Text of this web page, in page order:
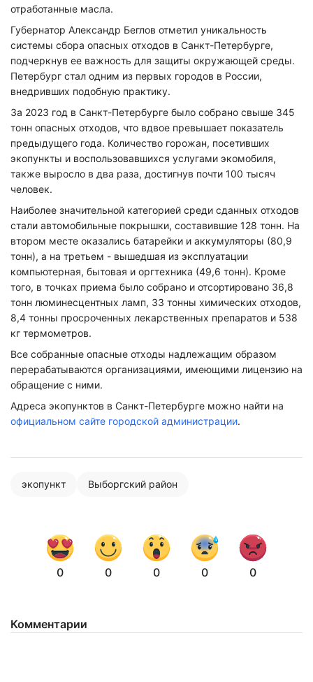
отработанные масла.
Губернатор Александр Беглов отметил уникальность
системы сбора опасных отходов в Санкт-Петербурге,
подчеркнув ее важность для защиты окружающей среды.
Петербург стал одним из первых городов в России,
внедривших подобную практику.
За 2023 год в Санкт-Петербурге было собрано свыше 345
тонн опасных отходов, что вдвое превышает показатель
предыдущего года. Количество горожан, посетивших
экопункты и воспользовавшихся услугами экомобиля,
также выросло в два раза, достигнув почти 100 тысяч
человек.
Наиболее значительной категорией среди сданных отходов
стали автомобильные покрышки, составившие 128 тонн. На
втором месте оказались батарейки и аккумуляторы (80,9
тонн), а на третьем - вышедшая из эксплуатации
компьютерная, бытовая и оргтехника (49,6 тонн). Кроме
того, в точках приема было собрано и отсортировано 36,8
тонн люминесцентных ламп, 33 тонны химических отходов,
8,4 тонны просроченных лекарственных препаратов и 538
кг термометров.
Все собранные опасные отходы надлежащим образом
перерабатываются организациями, имеющими лицензию на
обращение с ними.
Адреса экопунктов в Санкт-Петербурге можно найти на
официальном сайте городской администрации.
экопункт Выборгский район
0 0 0 0 0
Комментарии
Нажимая на кнопку "Отправить" вы